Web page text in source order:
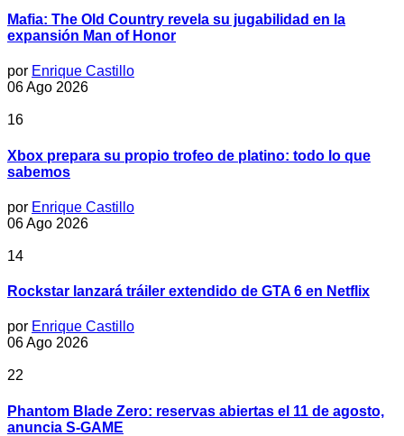
Mafia: The Old Country revela su jugabilidad en la
expansión Man of Honor
por Enrique Castillo
06 Ago 2026
16
Xbox prepara su propio trofeo de platino: todo lo que
sabemos
por Enrique Castillo
06 Ago 2026
14
Rockstar lanzará tráiler extendido de GTA 6 en Netflix
por Enrique Castillo
06 Ago 2026
22
Phantom Blade Zero: reservas abiertas el 11 de agosto,
anuncia S-GAME